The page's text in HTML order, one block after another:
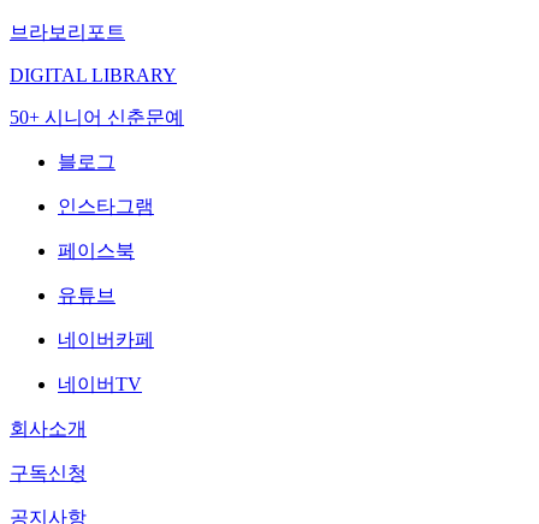
브라보리포트
DIGITAL LIBRARY
50+ 시니어 신춘문예
블로그
인스타그램
페이스북
유튜브
네이버카페
네이버TV
회사소개
구독신청
공지사항